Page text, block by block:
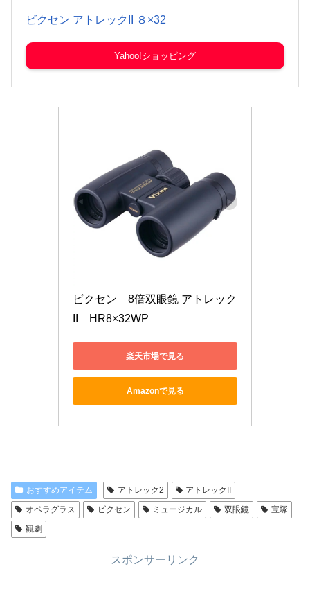
ビクセン アトレックII ８×32
Yahoo!ショッピング
ビクセン　8倍双眼鏡 アトレック
II　HR8×32WP
楽天市場で見る
Amazonで見る
おすすめアイテム アトレック2
アトレックII
オペラグラス
ビクセン ミュージカル 双眼鏡
宝塚
観劇
スポンサーリンク